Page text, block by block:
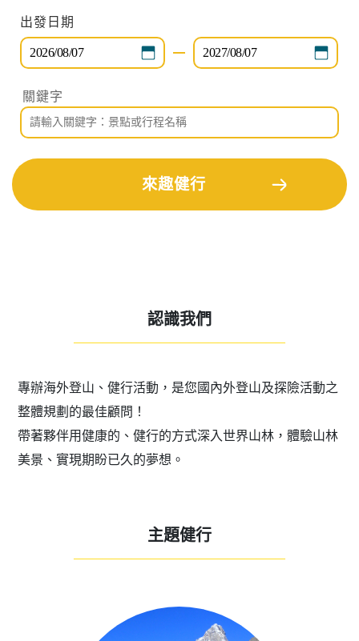
出發期間
找行程
認識我們
——————————————————————
專辦海外登山、健行活動，是您國內外登山及探險活動之
整體規劃的最佳顧問！
帶著夥伴用健康的、健行的方式深入世界山林，體驗山林
美景、實現期盼已久的夢想。
主題健行
——————————————————————